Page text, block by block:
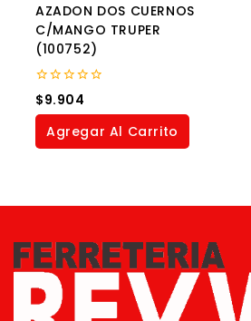
AZADON DOS CUERNOS
C/MANGO TRUPER
(100752)
0
out
of
$9.904
Agregar Al Carrito